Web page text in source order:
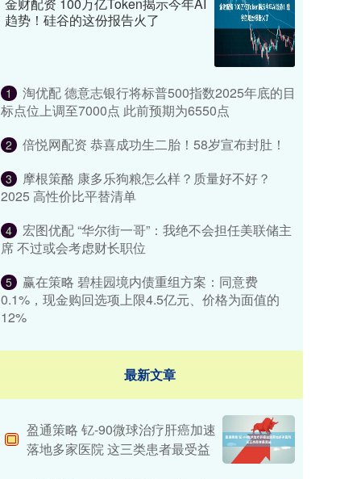
趋势！硅谷的这份报告火了
1
淘优配 德意志银行将标普500指数2025年底的目
标点位上调至7000点 此前预期为6550点
2 倍悦网配资 恭喜成功生二胎！58岁宣布封肚！
3
摩根策酪 康多乐狗粮怎么样？质量好不好？
2025 高性价比平替清单
4
宏图优配 “华尔街一哥”：我绝不会担任美联储主
席 不过或会考虑财长职位
5
赢在策略 碧桂园境内债重组方案：同意费
0.1%，现金购回选项上限4.5亿元、价格为面值的
12%
最新文章
盈通策略 钇-90微球治疗肝癌加速
落地多家医院 这三类患者最受益